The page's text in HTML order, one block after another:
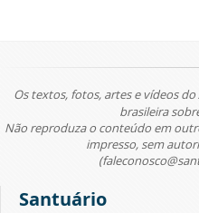
Os textos, fotos, artes e vídeos
brasileira
Não reproduza o conteúdo em
impresso, sem
Santuário